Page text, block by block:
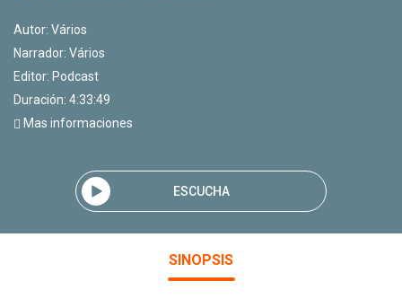
Autor: Vários
Narrador: Vários
Editor: Podcast
Duración: 4:33:49
Mas informaciones
ESCUCHA
SINOPSIS